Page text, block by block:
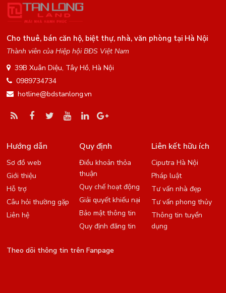
Cho thuê, bán căn hộ, biệt thự, nhà, văn phòng tại Hà Nội
Thành viên của Hiệp hội BĐS Việt Nam
39B Xuân Diệu, Tây Hồ, Hà Nội
0989734734
hotline@bdstanlong.vn
Hướng dẫn
Sơ đồ web
Giới thiệu
Hỗ trợ
Câu hỏi thường gặp
Liên hệ
Quy định
Điều khoản thỏa
thuận
Quy chế hoạt động
Giải quyết khiếu nại
Bảo mật thông tin
Quy định đăng tin
Liên kết hữu ích
Ciputra Hà Nội
Pháp luật
Tư vấn nhà đẹp
Tư vấn phong thủy
Thông tin tuyển
dụng
Theo dõi thông tin trên Fanpage